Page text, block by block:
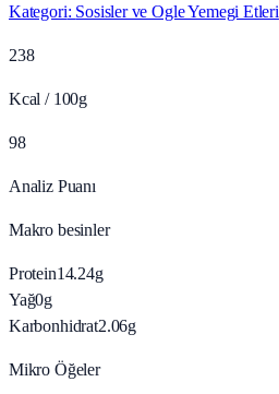
Kategori: Sosisler ve Ogle Yemegi Etleri
238
Kcal / 100g
98
Analiz Puanı
Makro besinler
Protein14.24g
Yağ0g
Karbonhidrat2.06g
Mikro Öğeler